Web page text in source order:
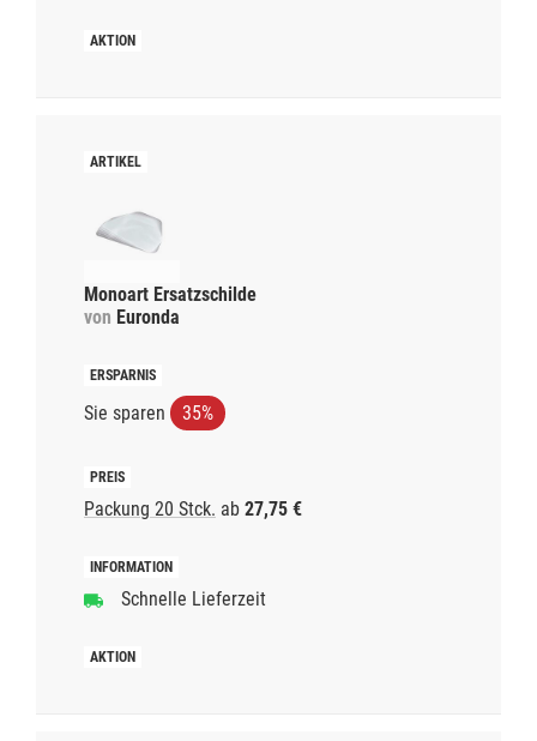
Monoart Ersatzschilde
von Euronda
Sie sparen 35%
Packung 20 Stck. ab 27,75 €
Schnelle Lieferzeit